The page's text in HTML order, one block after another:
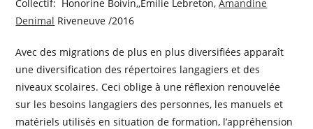
Collectif: Honorine Boivin,,Emilie Lebreton,Amandine
Denimal Riveneuve /2016
Avec des migrations de plus en plus diversifiées apparaît
une diversification des répertoires langagiers et des
niveaux scolaires. Ceci oblige à une réflexion renouvelée
sur les besoins langagiers des personnes, les manuels et
matériels utilisés en situation de formation, l’appréhension